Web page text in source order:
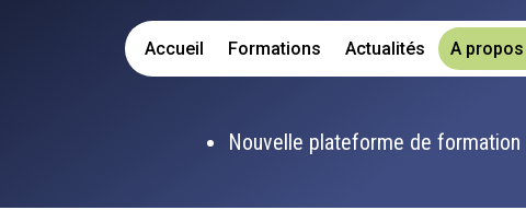
Navigation principale
Accueil Formations Actualités A propos
Nouvelle plateforme de formation